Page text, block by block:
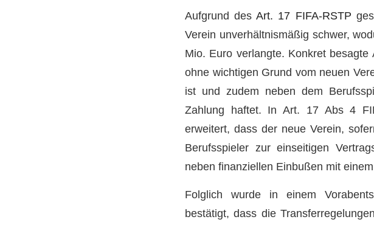
Aufgrund desArt. 17 FIFA-RSTP
Verein unverhältnismäßig schwer,
Mio. Euro verlangte. Konkret
ohne wichtigen Grund vom neuen
ist und zudem neben dem
Zahlung haftet. In Art. 17 Abs 4
erweitert, dass der neue Verein,
Berufsspieler zur einseitigen
neben finanziellen Einbußen mit
Folglich wurde in einem
bestätigt, dass die